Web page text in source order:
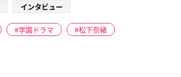
インタビュー
学園ドラマ 松下奈緒